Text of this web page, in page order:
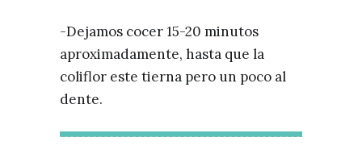
-Dejamos cocer 15-20 minutos
aproximadamente, hasta que la
coliflor este tierna pero un poco al
dente.